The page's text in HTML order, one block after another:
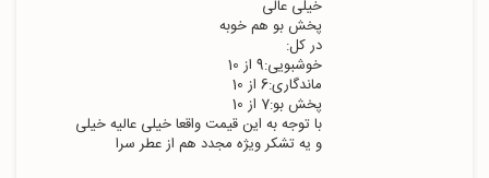
پخش بو هم خوبه
خوشبویی:9 از 10
ماندگاری:6 از 10
پخش بو:7 از 10
و یه تشکر ویژه مجدد هم از عطر سرا